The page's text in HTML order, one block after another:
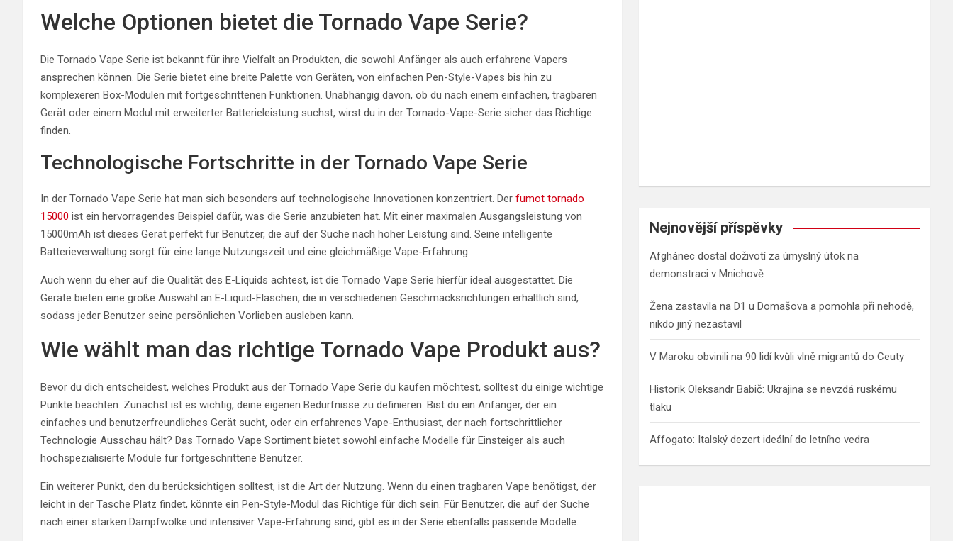
Welche Optionen bietet die Tornado Vape Serie?
Die Tornado Vape Serie ist bekannt für ihre Vielfalt an Produkten, die sowohl Anfänger als auch erfahrene Vapers
ansprechen können. Die Serie bietet eine breite Palette von Geräten, von einfachen Pen-Style-Vapes bis hin zu
komplexeren Box-Modulen mit fortgeschrittenen Funktionen. Unabhängig davon, ob du nach einem einfachen, tragbaren
Gerät oder einem Modul mit erweiterter Batterieleistung suchst, wirst du in der Tornado-Vape-Serie sicher das Richtige
finden.
Technologische Fortschritte in der Tornado Vape Serie
In der Tornado Vape Serie hat man sich besonders auf technologische Innovationen konzentriert. Der fumot tornado
15000 ist ein hervorragendes Beispiel dafür, was die Serie anzubieten hat. Mit einer maximalen Ausgangsleistung von
15000mAh ist dieses Gerät perfekt für Benutzer, die auf der Suche nach hoher Leistung sind. Seine intelligente
Batterieverwaltung sorgt für eine lange Nutzungszeit und eine gleichmäßige Vape-Erfahrung.
Auch wenn du eher auf die Qualität des E-Liquids achtest, ist die Tornado Vape Serie hierfür ideal ausgestattet. Die
Geräte bieten eine große Auswahl an E-Liquid-Flaschen, die in verschiedenen Geschmacksrichtungen erhältlich sind,
sodass jeder Benutzer seine persönlichen Vorlieben ausleben kann.
Wie wählt man das richtige Tornado Vape Produkt aus?
Bevor du dich entscheidest, welches Produkt aus der Tornado Vape Serie du kaufen möchtest, solltest du einige wichtige
Punkte beachten. Zunächst ist es wichtig, deine eigenen Bedürfnisse zu definieren. Bist du ein Anfänger, der ein
einfaches und benutzerfreundliches Gerät sucht, oder ein erfahrenes Vape-Enthusiast, der nach fortschrittlicher
Technologie Ausschau hält? Das Tornado Vape Sortiment bietet sowohl einfache Modelle für Einsteiger als auch
hochspezialisierte Module für fortgeschrittene Benutzer.
Ein weiterer Punkt, den du berücksichtigen solltest, ist die Art der Nutzung. Wenn du einen tragbaren Vape benötigst, der
leicht in der Tasche Platz findet, könnte ein Pen-Style-Modul das Richtige für dich sein. Für Benutzer, die auf der Suche
nach einer starken Dampfwolke und intensiver Vape-Erfahrung sind, gibt es in der Serie ebenfalls passende Modelle.
Nejnovější příspěvky
Afghánec dostal doživotí za úmyslný útok na
demonstraci v Mnichově
Žena zastavila na D1 u Domašova a pomohla při nehodě,
nikdo jiný nezastavil
V Maroku obvinili na 90 lidí kvůli vlně migrantů do Ceuty
Historik Oleksandr Babič: Ukrajina se nevzdá ruskému
tlaku
Affogato: Italský dezert ideální do letního vedra